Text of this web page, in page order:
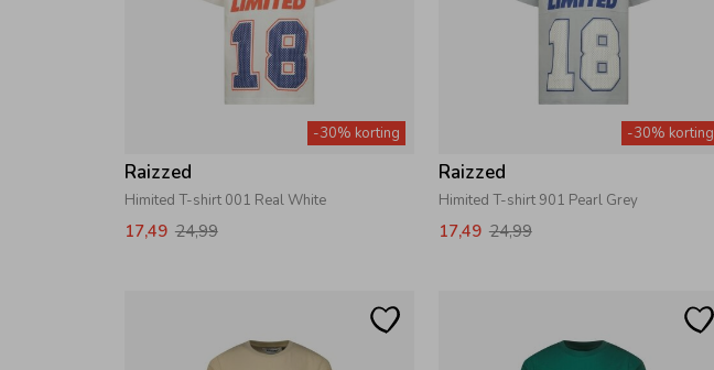
-30% korting
Raizzed
Himited T-shirt 001 Real White
17,49 24,99
-30% korting
Raizzed
Himited T-shirt 901 Pearl Grey
17,49 24,99